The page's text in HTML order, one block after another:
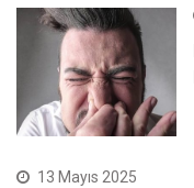
13 Mayıs 2025